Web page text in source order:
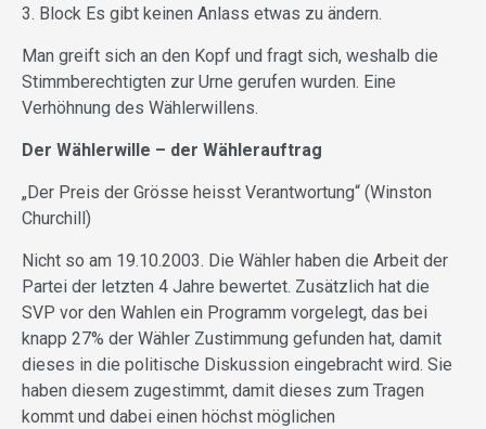
3. Block Es gibt keinen Anlass etwas zu ändern.
Man greift sich an den Kopf und fragt sich, weshalb die
Stimmberechtigten zur Urne gerufen wurden. Eine
Verhöhnung des Wählerwillens.
Der Wählerwille – der Wählerauftrag
„Der Preis der Grösse heisst Verantwortung“ (Winston
Churchill)
Nicht so am 19.10.2003. Die Wähler haben die Arbeit der
Partei der letzten 4 Jahre bewertet. Zusätzlich hat die
SVP vor den Wahlen ein Programm vorgelegt, das bei
knapp 27% der Wähler Zustimmung gefunden hat, damit
dieses in die politische Diskussion eingebracht wird. Sie
haben diesem zugestimmt, damit dieses zum Tragen
kommt und dabei einen höchst möglichen